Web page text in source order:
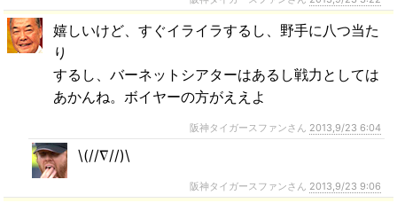
嬉しいけど、すぐイライラするし、野手に八つ当た
り
するし、バーネットシアターはあるし戦力としては
あかんね。ボイヤーの方がええよ
阪神タイガースファンさん 2013,9/23 6:04
\(//∇//)\
阪神タイガースファンさん 2013,9/23 9:06